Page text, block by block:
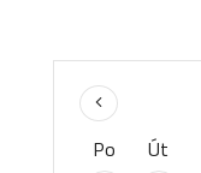
Po
Út